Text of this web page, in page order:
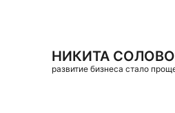
НИКИТА
развитие бизнеса стало